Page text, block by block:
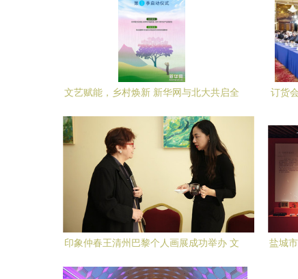
文艺赋能，乡村焕新 新华网与北大共启全
订货
印象仲春王清州巴黎个人画展成功举办 文
盐城